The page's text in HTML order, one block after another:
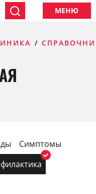
МЕНЮ
Симптомы